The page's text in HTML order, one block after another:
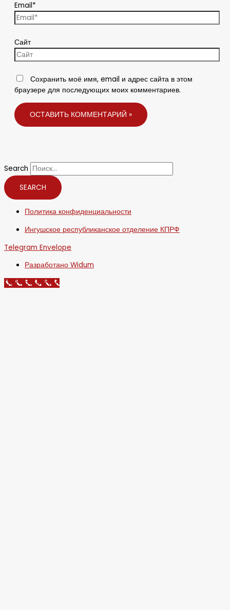
Email*
Сайт
Сохранить моё имя, email и адрес сайта в этом
браузере для последующих моих комментариев.
Search
SEARCH
Политика конфиденциальности
Ингушское республиканское отделение КПРФ
Telegram Envelope
Разработано Widum
Call Now Button